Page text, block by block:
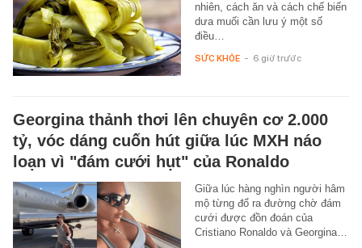
nhiên, cách ăn và cách chế biến
dưa muối cần lưu ý một số
điều…
SỨC KHỎE - 6 giờ trước
Georgina thảnh thơi lên chuyên cơ 2.000
tỷ, vóc dáng cuốn hút giữa lúc MXH náo
loạn vì "đám cưới hụt" của Ronaldo
Giữa lúc hàng nghìn người hâm
mộ từng đổ ra đường chờ đám
cưới được đồn đoán của
Cristiano Ronaldo và Georgina…